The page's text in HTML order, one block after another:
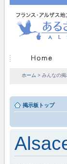
ホーム > みんなの掲
掲示板トップ